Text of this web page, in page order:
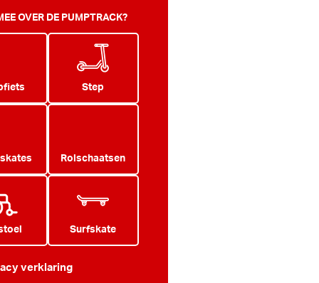
OVER DE PUMPTRACK?
Step
Rolschaatsen
Surfskate
verklaring